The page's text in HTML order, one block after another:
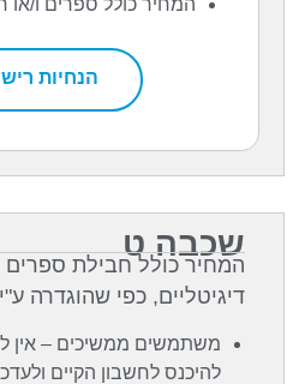
המחיר כולל ספרים ו/או
הנחיות
שכבה ט
המחיר כולל חבילת ספרים
דיגיטליים, כפי שהוגדרה
משתמשים ממשיכים – אין
להיכנס לחשבון הקיים